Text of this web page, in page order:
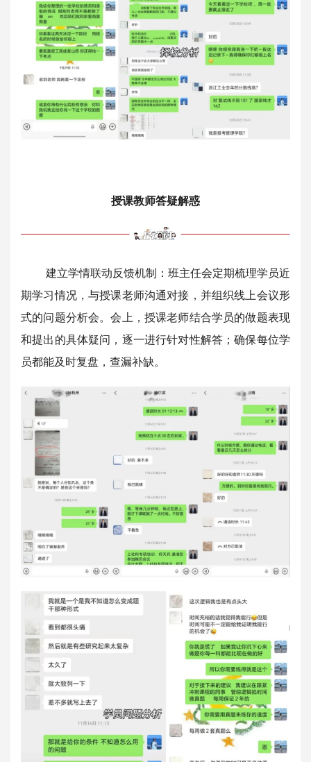
授课教师答疑解惑
建立学情联动反馈机制：班主任会定期梳理学员近
期学习情况，与授课老师沟通对接，并组织线上会议形
式的问题分析会。会上，授课老师结合学员的做题表现
和提出的具体疑问，逐一进行针对性解答；确保每位学
员都能及时复盘，查漏补缺。